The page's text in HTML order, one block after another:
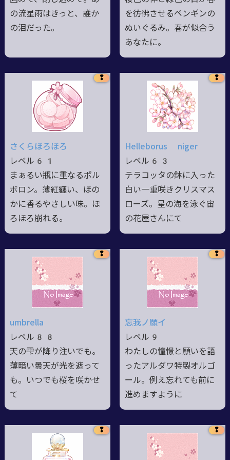
の流星雨はきっと、誰か
の泪だった。
を彷彿させるペンギンの
ぬいぐるみ。春が似合う
あなたに。
❢
さくらほろほろ
レベル61
まぁるい瓶に重なるポル
ボロン。薄紅纏い、ほの
かに香るやさしい味。ほ
ろほろ崩れる。
❢
Helleborus niger
レベル63
テラコッタの鉢に入った
白い一重咲きクリスマス
ローズ。星の海を泳ぐ宙
の花屋さんにて
❢
umbrella
レベル88
天の雫が降り注いでも。
薄暗い曇天が光を遮って
も。いつでも桜を咲かせ
て
❢
忘我ノ願イ
レベル9
わたしの憧憬と願いを語
ったアルダワ特製オルゴ
ール。例え忘れても前に
進めますように
❢ ❢